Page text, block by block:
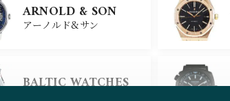
シャネル
クロノスイス
ARNOLD & SON
アーノルド&サン
BALTIC WATCHES